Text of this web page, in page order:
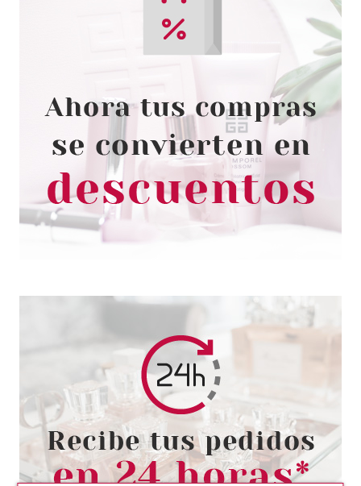
SISLEY
SISLEY SISLEŸA LE TEINT BASE
MAQUILLAJE 1B+ ECRU 30 ML
Pvr 142.50€
-25%
desde
106.85€
SISLEY
SISLEY PHYTO-TEINT PRIMER
MATTE 30 ML
Pvr 93.00€ desde